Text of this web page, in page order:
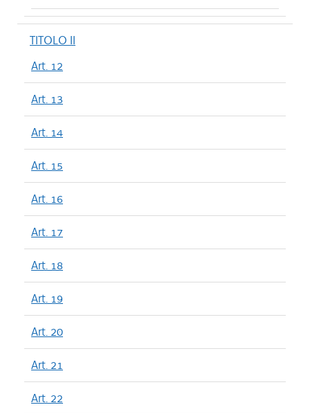
TITOLO II
Art. 12
Art. 13
Art. 14
Art. 15
Art. 16
Art. 17
Art. 18
Art. 19
Art. 20
Art. 21
Art. 22